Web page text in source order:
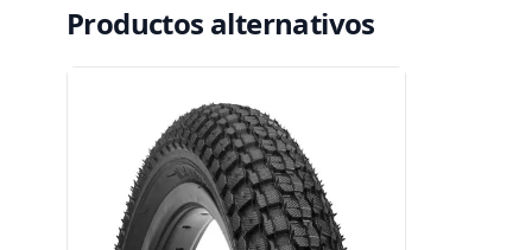
Productos alternativos